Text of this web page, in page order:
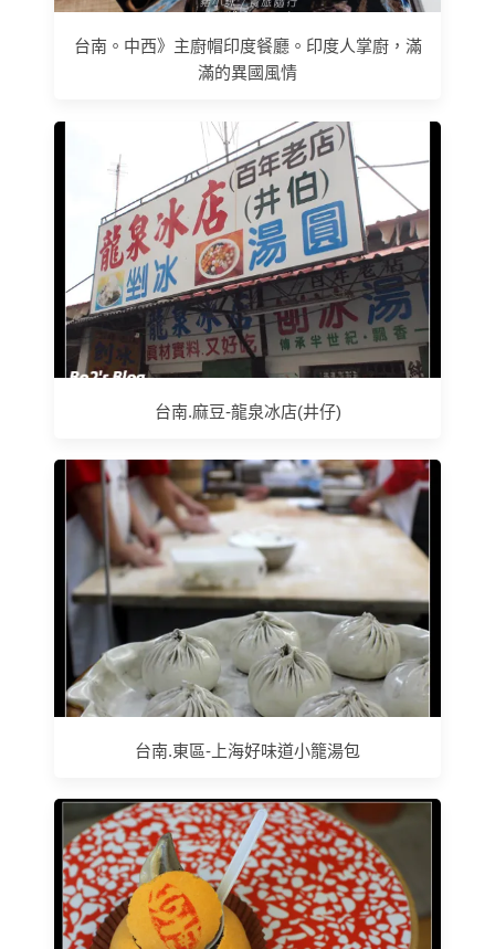
台南。中西》主廚帽印度餐廳。印度人掌廚，滿
滿的異國風情
台南.麻豆-龍泉冰店(井仔)
台南.東區-上海好味道小籠湯包